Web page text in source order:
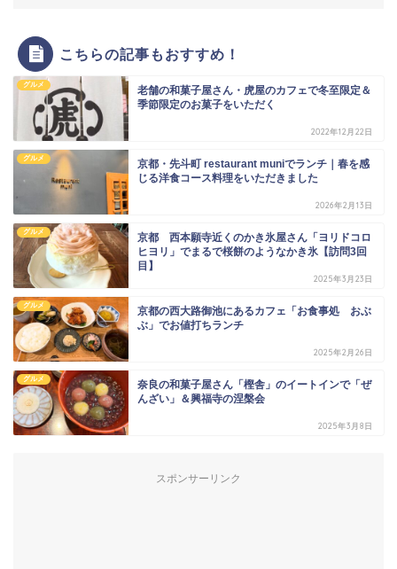
こちらの記事もおすすめ！
グルメ
老舗の和菓子屋さん・虎屋のカフェで冬至限定＆
季節限定のお菓子をいただく
2022年12月22日
グルメ
京都・先斗町 restaurant muniでランチ｜春を感
じる洋食コース料理をいただきました
2026年2月13日
グルメ
京都 西本願寺近くのかき氷屋さん「ヨリドコロ
ヒヨリ」でまるで桜餅のようなかき氷【訪問3回
目】
2025年3月23日
グルメ
京都の西大路御池にあるカフェ「お食事処 おぶ
ぶ」でお値打ちランチ
2025年2月26日
グルメ
奈良の和菓子屋さん「樫舎」のイートインで「ぜ
んざい」＆興福寺の涅槃会
2025年3月8日
スポンサーリンク